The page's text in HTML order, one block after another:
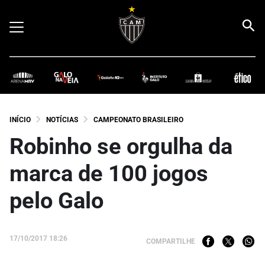
INÍCIO NOTÍCIAS CAMPEONATO BRASILEIRO
Robinho se orgulha da
marca de 100 jogos
pelo Galo
17/10/2017 18:26 COMPARTILHE